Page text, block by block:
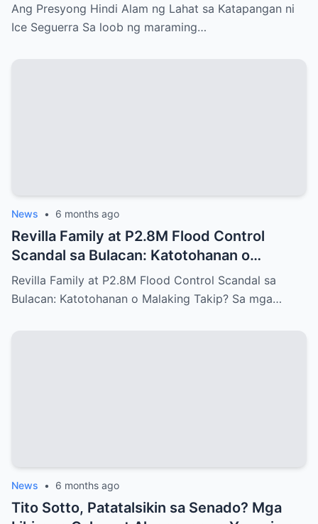
Ang Presyong Hindi Alam ng Lahat sa Katapangan ni
Ice Seguerra Sa loob ng maraming…
News • 6 months ago
Revilla Family at P2.8M Flood Control
Scandal sa Bulacan: Katotohanan o
Malaking Takip?
Revilla Family at P2.8M Flood Control Scandal sa
Bulacan: Katotohanan o Malaking Takip? Sa mga…
News • 6 months ago
Tito Sotto, Patatalsikin sa Senado? Mga